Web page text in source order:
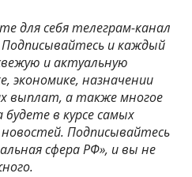
для себя телеграм-канал
Подписывайтесь и каждый
и актуальную
экономике, назначении
выплат, а также многое
будете в курсе самых
Подписывайтесь
сфера РФ», и вы не